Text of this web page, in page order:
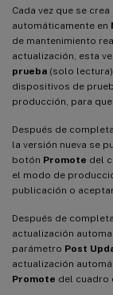
Cada vez que se
automáticamente en
de mantenimiento
actualización, esta
prueba (solo
dispositivos de
producción, para
Después de
la versión nueva se
botón Promote del
el modo de
publicación o
Después de
actualización
parámetro Post
actualización
Promote del cuadro